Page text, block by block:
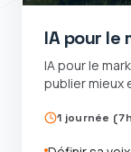
IA pour le
IA pour le
publier mieux
1 journée